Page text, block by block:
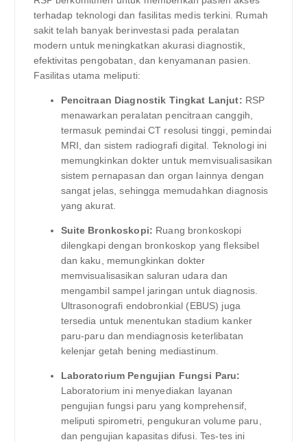
terhadap teknologi dan fasilitas medis terkini. Rumah
sakit telah banyak berinvestasi pada peralatan
modern untuk meningkatkan akurasi diagnostik,
efektivitas pengobatan, dan kenyamanan pasien.
Fasilitas utama meliputi:
Pencitraan Diagnostik Tingkat Lanjut: RSP
menawarkan peralatan pencitraan canggih,
termasuk pemindai CT resolusi tinggi, pemindai
MRI, dan sistem radiografi digital. Teknologi ini
memungkinkan dokter untuk memvisualisasikan
sistem pernapasan dan organ lainnya dengan
sangat jelas, sehingga memudahkan diagnosis
yang akurat.
Suite Bronkoskopi: Ruang bronkoskopi
dilengkapi dengan bronkoskop yang fleksibel
dan kaku, memungkinkan dokter
memvisualisasikan saluran udara dan
mengambil sampel jaringan untuk diagnosis.
Ultrasonografi endobronkial (EBUS) juga
tersedia untuk menentukan stadium kanker
paru-paru dan mendiagnosis keterlibatan
kelenjar getah bening mediastinum.
Laboratorium Pengujian Fungsi Paru:
Laboratorium ini menyediakan layanan
pengujian fungsi paru yang komprehensif,
meliputi spirometri, pengukuran volume paru,
dan pengujian kapasitas difusi. Tes-tes ini